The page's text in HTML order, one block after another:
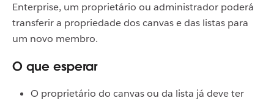
Enterprise, um proprietário ou administrador poderá
transferir a propriedade dos canvas e das listas para
um novo membro.
O que esperar
O proprietário do canvas ou da lista já deve ter